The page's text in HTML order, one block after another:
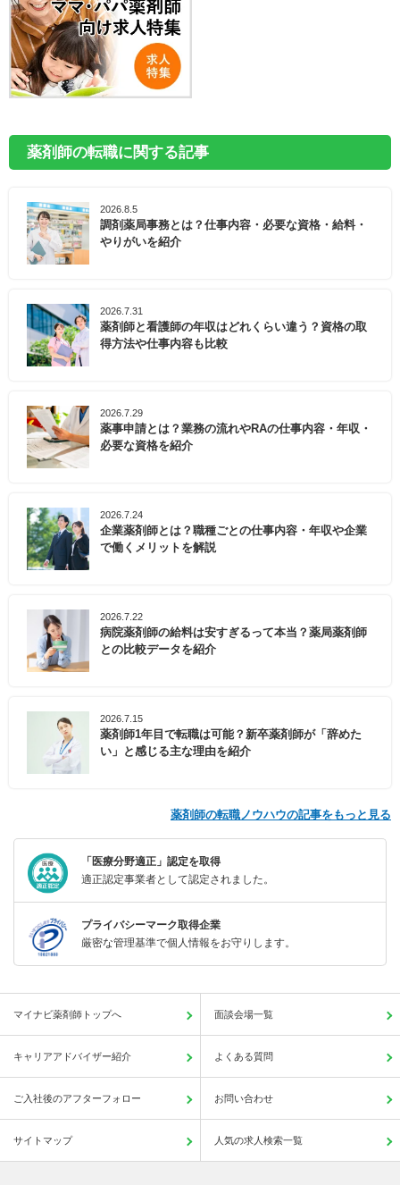
薬剤師の転職に関する記事
2026.8.5
調剤薬局事務とは？仕事内容・必要な資格・給料・
やりがいを紹介
2026.7.31
薬剤師と看護師の年収はどれくらい違う？資格の取
得方法や仕事内容も比較
2026.7.29
薬事申請とは？業務の流れやRAの仕事内容・年収・
必要な資格を紹介
2026.7.24
企業薬剤師とは？職種ごとの仕事内容・年収や企業
で働くメリットを解説
2026.7.22
病院薬剤師の給料は安すぎるって本当？薬局薬剤師
との比較データを紹介
2026.7.15
薬剤師1年目で転職は可能？新卒薬剤師が「辞めた
い」と感じる主な理由を紹介
薬剤師の転職ノウハウの記事をもっと見る
「医療分野適正」認定を取得
適正認定事業者として認定されました。
プライバシーマーク取得企業
厳密な管理基準で個人情報をお守りします。
マイナビ薬剤師トップへ 面談会場一覧
キャリアアドバイザー紹介 よくある質問
ご入社後のアフターフォロー お問い合わせ
サイトマップ 人気の求人検索一覧